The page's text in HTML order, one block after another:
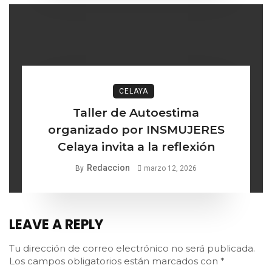
CELAYA
Taller de Autoestima
organizado por INSMUJERES
Celaya invita a la reflexión
By Redaccion marzo 12, 2026
LEAVE A REPLY
Tu dirección de correo electrónico no será publicada.
Los campos obligatorios están marcados con *